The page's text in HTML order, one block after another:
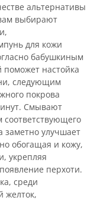
альтернативы
выбирают
для кожи
бабушкиным
поможет настойка
следующим
покрова
Смывают
заметно улучшает
обогащая и кожу,
укрепляя
перхоти.
среди
желток,